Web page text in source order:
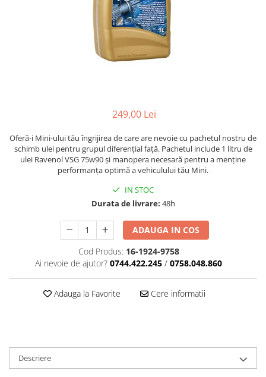
249,00 Lei
Oferă-i Mini-ului tău îngrijirea de care are nevoie cu pachetul nostru de
schimb ulei pentru grupul diferențial față. Pachetul include 1 litru de
ulei Ravenol VSG 75w90 și manopera necesară pentru a menține
performanța optimă a vehiculului tău Mini.
IN STOC
Durata de livrare: 48h
ADAUGA IN COS
Cod Produs: 16-1924-9758
Ai nevoie de ajutor? 0744.422.245 / 0758.048.860
Adauga la Favorite Cere informatii
Descriere